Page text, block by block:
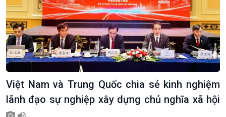
Việt Nam và Trung Quốc chia sẻ kinh nghiệm
lãnh đạo sự nghiệp xây dựng chủ nghĩa xã hội